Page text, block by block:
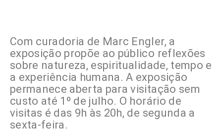
Com curadoria de Marc Engler, a
exposição propõe ao público reflexões
sobre natureza, espiritualidade, tempo e
a experiência humana. A exposição
permanece aberta para visitação sem
custo até 1º de julho. O horário de
visitas é das 9h às 20h, de segunda a
sexta-feira.